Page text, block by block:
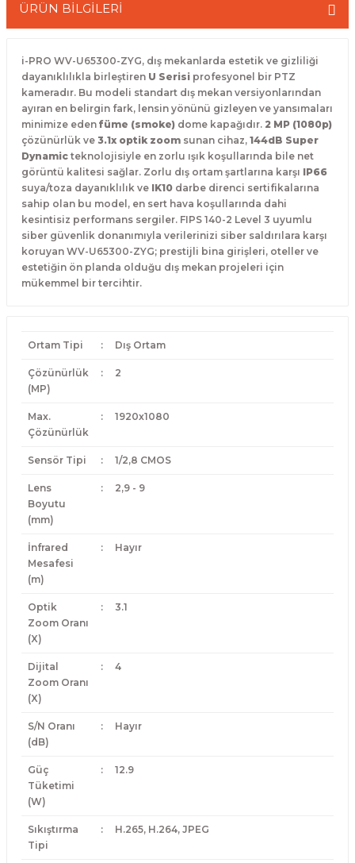
ÜRÜN BİLGİLERİ
i-PRO WV-U65300-ZYG, dış mekanlarda estetik ve gizliliği
dayanıklılıkla birleştiren U Serisi profesyonel bir PTZ
kameradır. Bu modeli standart dış mekan versiyonlarından
ayıran en belirgin fark, lensin yönünü gizleyen ve yansımaları
minimize eden füme (smoke) dome kapağıdır. 2 MP (1080p)
çözünürlük ve 3.1x optik zoom sunan cihaz, 144dB Super
Dynamic teknolojisiyle en zorlu ışık koşullarında bile net
görüntü kalitesi sağlar. Zorlu dış ortam şartlarına karşı IP66
suya/toza dayanıklılık ve IK10 darbe direnci sertifikalarına
sahip olan bu model, en sert hava koşullarında dahi
kesintisiz performans sergiler. FIPS 140-2 Level 3 uyumlu
siber güvenlik donanımıyla verilerinizi siber saldırılara karşı
koruyan WV-U65300-ZYG; prestijli bina girişleri, oteller ve
estetiğin ön planda olduğu dış mekan projeleri için
mükemmel bir tercihtir.
Ortam Tipi : Dış Ortam
Çözünürlük
(MP)
: 2
Max.
Çözünürlük
: 1920x1080
Sensör Tipi : 1/2,8 CMOS
Lens
Boyutu
(mm)
: 2,9 - 9
İnfrared
Mesafesi
(m)
: Hayır
Optik
Zoom Oranı
(X)
: 3.1
Dijital
Zoom Oranı
(X)
: 4
S/N Oranı
(dB)
: Hayır
Güç
Tüketimi
(W)
: 12.9
Sıkıştırma
Tipi
: H.265, H.264, JPEG